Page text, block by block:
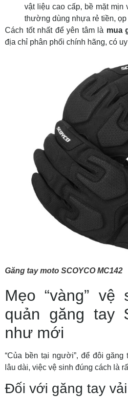
vật liệu cao cấp, bề mặt mịn
thường dùng nhựa rẻ tiền, ọp
Cách tốt nhất để yên tâm là mua
địa chỉ phân phối chính hãng, có
Găng tay moto SCOYCO MC142
Mẹo “vàng” vệ
quản găng tay
như mới
“Của bền tại người”, để đôi găng
lâu dài, việc vệ sinh đúng cách là
Đối với găng tay vải